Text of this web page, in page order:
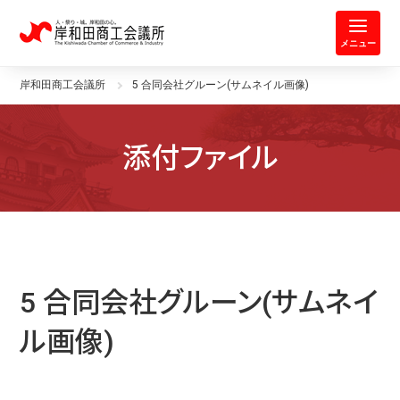
岸和田商工会議所 | 人・祭り・城。
メニュー
岸和田商工会議所 5 合同会社グルーン(サムネイル画像)
添付ファイル
5 合同会社グルーン(サムネイ
ル画像)